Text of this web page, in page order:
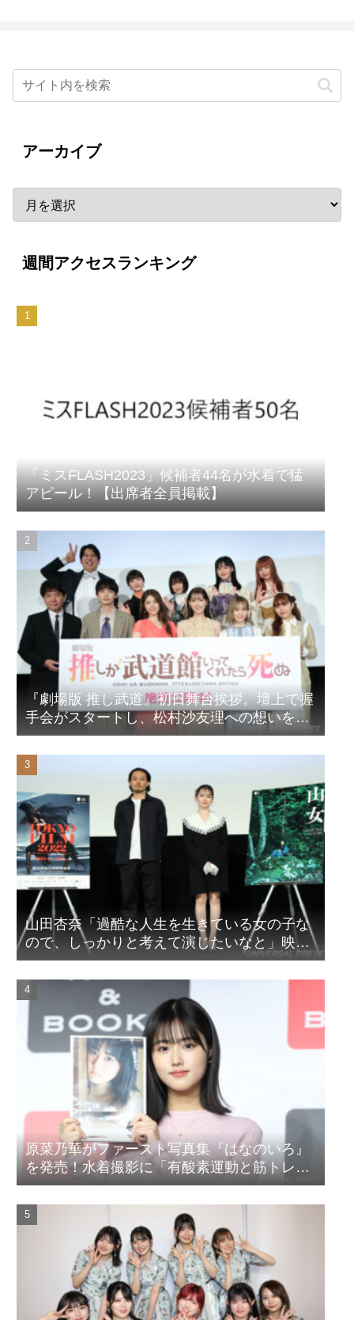
アーカイブ
週間アクセスランキング
「ミスFLASH2023」候補者44名が水着で猛
アピール！【出席者全員掲載】
『劇場版 推し武道』初日舞台挨拶。壇上で握
手会がスタートし、松村沙友理への想いをア
ピール！？
山田杏奈「過酷な人生を生きている女の子な
ので、しっかりと考えて演じたいなと」映画
『山女』東京国際映画祭Q&A
原菜乃華がファースト写真集『はなのいろ』
を発売！水着撮影に「有酸素運動と筋トレを
頑張りました」